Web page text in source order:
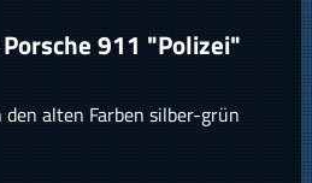
911 "Polizei"
alten Farben silber-grün